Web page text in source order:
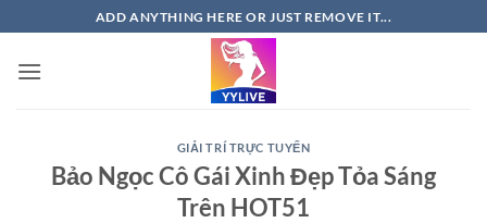
to
content
ADD ANYTHING HERE OR JUST REMOVE IT...
GIẢI TRÍ TRỰC TUYẾN
Bảo Ngọc Cô Gái Xinh Đẹp Tỏa Sáng
Trên HOT51